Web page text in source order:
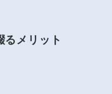
るメリット